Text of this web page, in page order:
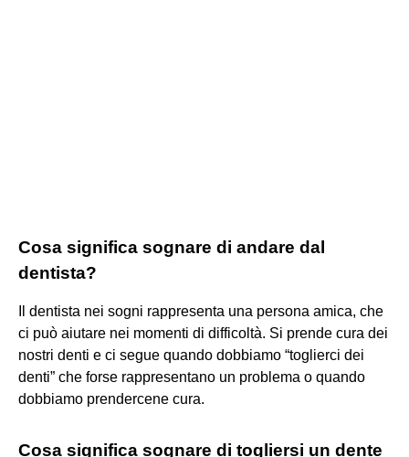
Cosa significa sognare di andare dal
dentista?
Il dentista nei sogni rappresenta una persona amica, che
ci può aiutare nei momenti di difficoltà. Si prende cura dei
nostri denti e ci segue quando dobbiamo “toglierci dei
denti” che forse rappresentano un problema o quando
dobbiamo prendercene cura.
Cosa significa sognare di togliersi un dente